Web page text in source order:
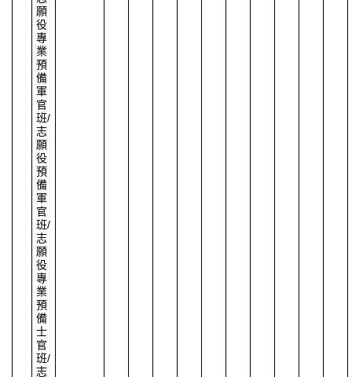
願
役
專
業
預
備
軍
官
班/
志
願
役
預
備
軍
官
班/
志
願
役
專
業
預
備
士
官
班/
志